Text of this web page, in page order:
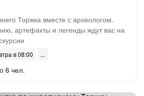
Торжка вместе с археологом.
артефакты и легенды ждут вас на
в 08:00
6 чел.